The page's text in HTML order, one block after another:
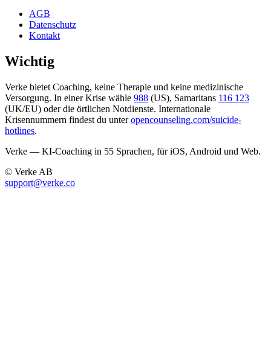
AGB
Datenschutz
Kontakt
Wichtig
Verke bietet Coaching, keine Therapie und keine medizinische
Versorgung. In einer Krise wähle 988 (US), Samaritans 116 123
(UK/EU) oder die örtlichen Notdienste. Internationale
Krisennummern findest du unter opencounseling.com/suicide-
hotlines.
Verke — KI-Coaching in 55 Sprachen, für iOS, Android und Web.
© Verke AB
support@verke.co